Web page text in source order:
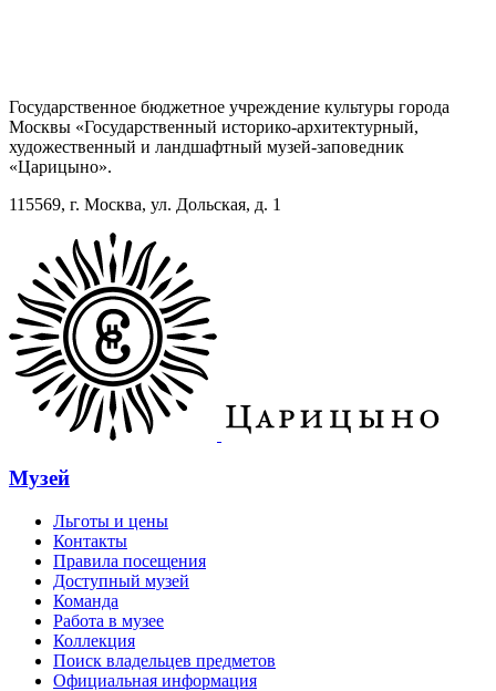
Государственное бюджетное учреждение культуры города
Москвы «Государственный историко-архитектурный,
художественный и ландшафтный музей-заповедник
«Царицыно».
115569, г. Москва, ул. Дольская, д. 1
Музей
Льготы и цены
Контакты
Правила посещения
Доступный музей
Команда
Работа в музее
Коллекция
Поиск владельцев предметов
Официальная информация